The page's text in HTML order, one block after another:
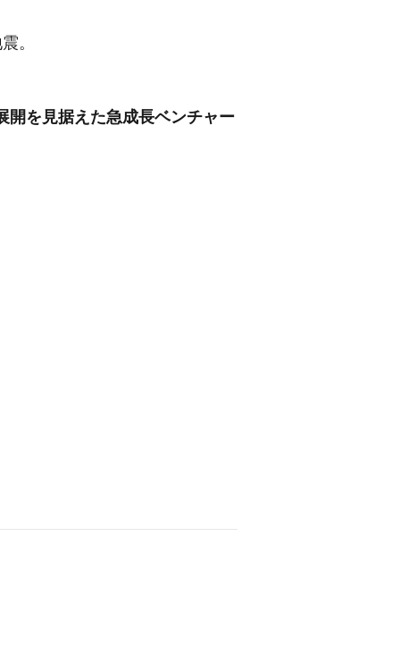
。
開を見据えた急成長ベンチャー